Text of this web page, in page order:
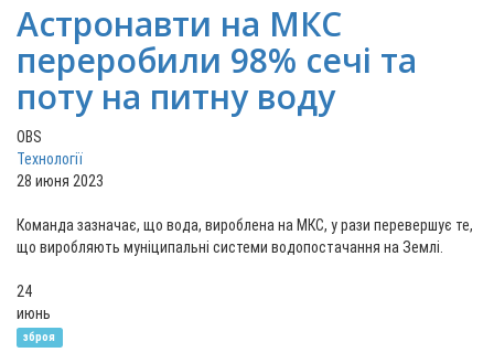
Астронавти на МКС
переробили 98% сечі та
поту на питну воду
OBS
Технології
28 июня 2023
Команда зазначає, що вода, вироблена на МКС, у рази перевершує те,
що виробляють муніципальні системи водопостачання на Землі.
24
июнь
зброя